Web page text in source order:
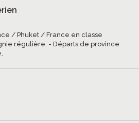
/ Phuket / France en classe
régulière. - Départs de province